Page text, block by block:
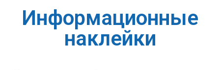
Информационные
наклейки